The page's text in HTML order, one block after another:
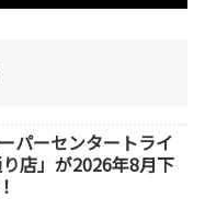
パーセンタートライ
店」が2026年8月下